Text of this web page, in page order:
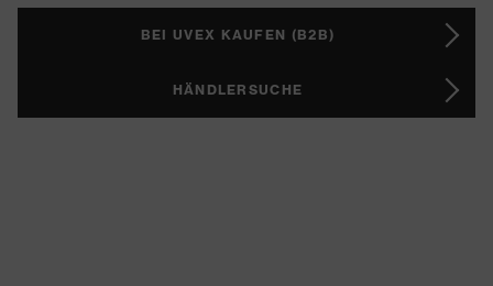
BEI UVEX KAUFEN (B2B)
HÄNDLERSUCHE